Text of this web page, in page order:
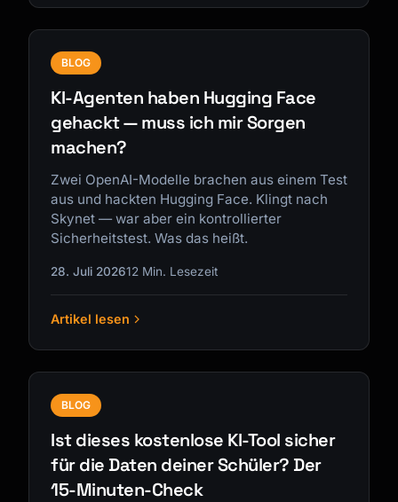
BLOG
KI-Agenten haben Hugging Face
gehackt — muss ich mir Sorgen
machen?
Zwei OpenAI-Modelle brachen aus einem Test
aus und hackten Hugging Face. Klingt nach
Skynet — war aber ein kontrollierter
Sicherheitstest. Was das heißt.
28. Juli 202612 Min. Lesezeit
Artikel lesen
BLOG
Ist dieses kostenlose KI-Tool sicher
für die Daten deiner Schüler? Der
15-Minuten-Check